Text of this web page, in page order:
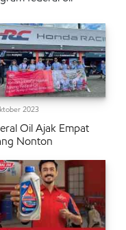
2023
Oil Ajak Empat
Nonton